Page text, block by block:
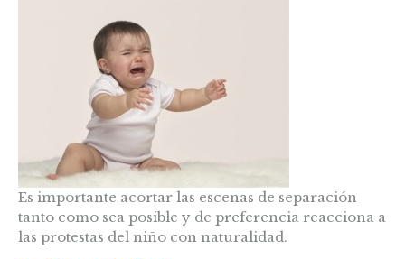
Es importante acortar las escenas de separación
tanto como sea posible y de preferencia reacciona a
las protestas del niño con naturalidad.